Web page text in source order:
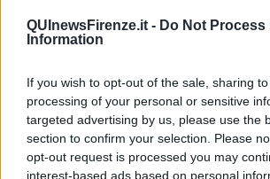
QUInewsFirenze.it - Do Not
Information
If you wish to opt-out of the sale, sharing
processing of your personal or sensitive
targeted advertising by us, please use the
section to confirm your selection. Please
opt-out request is processed you may
interest-based ads based on personal
​Le furbate elettorali della Meloni e la
dell’opposizione
L'umanizzazione dell'economia e della
​Dopo il diluvio dei NO: un patto
​Un grandioso NO ai falchi teocratici e ai
La religione è la cocaina dei potenti
Donald e Bibi confinati nell’isola di St
L’italiano vero e la paura che al